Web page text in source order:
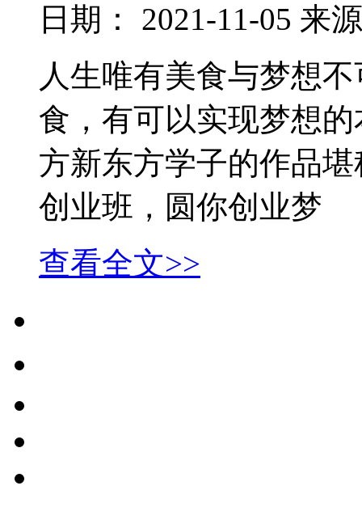
日期： 2021-11-05 来
人生唯有美食与梦想
食，有可以实现梦想
方新东方学子的作品
创业班，圆你创业梦
查看全文>>